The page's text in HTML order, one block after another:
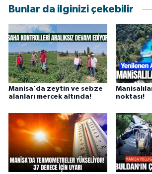
Bunlar da ilginizi çekebilir
Manisa'da zeytin ve sebze
alanları mercek altında!
noktası!